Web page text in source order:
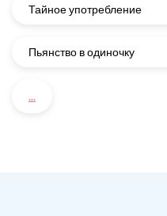
Тайное употребление
Пьянство в одиночку
...